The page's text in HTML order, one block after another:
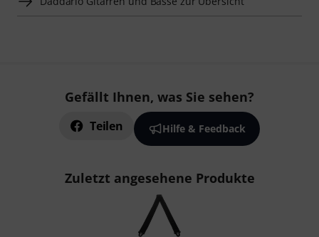
Gefällt Ihnen, was Sie sehen?
Teilen Hilfe & Feedback
Zuletzt angesehene Produkte